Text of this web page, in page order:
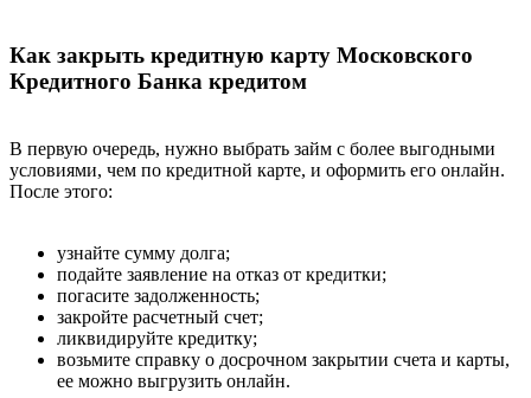
Как закрыть кредитную карту Московского
Кредитного Банка кредитом
В первую очередь, нужно выбрать займ с более выгодными
условиями, чем по кредитной карте, и оформить его онлайн.
После этого:
узнайте сумму долга;
подайте заявление на отказ от кредитки;
погасите задолженность;
закройте расчетный счет;
ликвидируйте кредитку;
возьмите справку о досрочном закрытии счета и карты,
ее можно выгрузить онлайн.